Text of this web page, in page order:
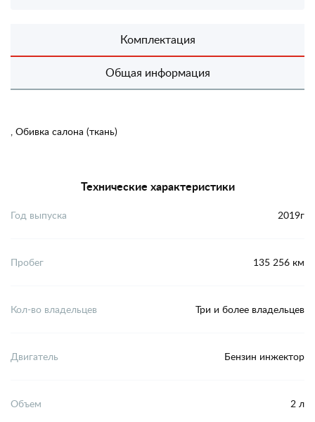
Комплектация
Общая информация
, Обивка салона (ткань)
Технические характеристики
Год выпуска 2019г
Пробег 135 256 км
Кол-во владельцев Три и более владельцев
Двигатель Бензин инжектор
Объем 2 л